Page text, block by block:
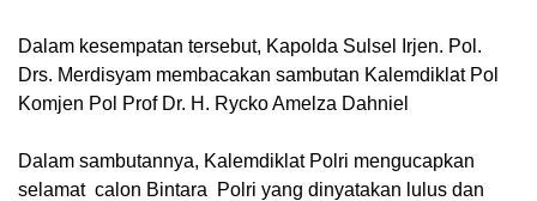
Dalam kesempatan tersebut, Kapolda Sulsel Irjen. Pol.
Drs. Merdisyam membacakan sambutan Kalemdiklat Pol
Komjen Pol Prof Dr. H. Rycko Amelza Dahniel
Dalam sambutannya, Kalemdiklat Polri mengucapkan
selamat calon Bintara Polri yang dinyatakan lulus dan